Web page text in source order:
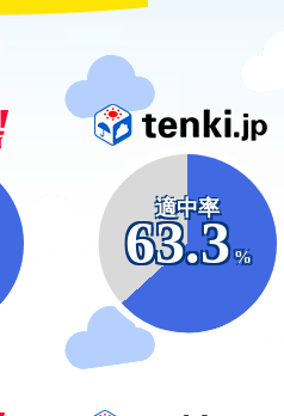
適中率
63.3
%